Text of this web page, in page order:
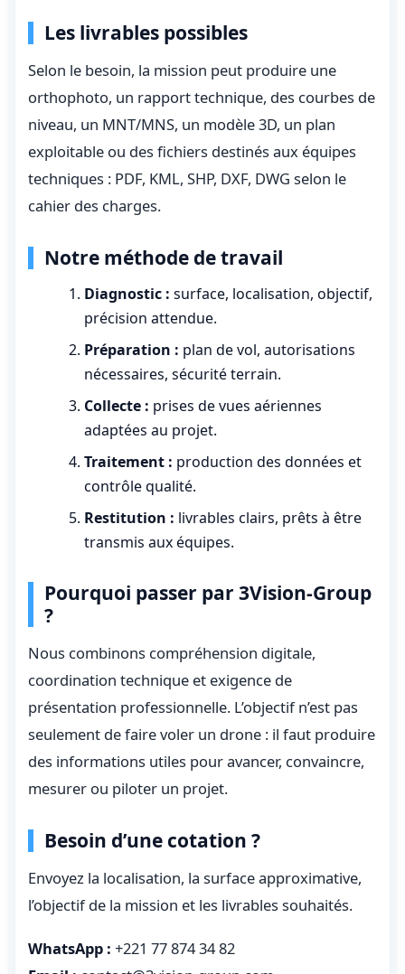
Les livrables possibles
Selon le besoin, la mission peut produire une
orthophoto, un rapport technique, des courbes de
niveau, un MNT/MNS, un modèle 3D, un plan
exploitable ou des fichiers destinés aux équipes
techniques : PDF, KML, SHP, DXF, DWG selon le
cahier des charges.
Notre méthode de travail
Diagnostic : surface, localisation, objectif,
précision attendue.
Préparation : plan de vol, autorisations
nécessaires, sécurité terrain.
Collecte : prises de vues aériennes
adaptées au projet.
Traitement : production des données et
contrôle qualité.
Restitution : livrables clairs, prêts à être
transmis aux équipes.
Pourquoi passer par 3Vision-Group
?
Nous combinons compréhension digitale,
coordination technique et exigence de
présentation professionnelle. L’objectif n’est pas
seulement de faire voler un drone : il faut produire
des informations utiles pour avancer, convaincre,
mesurer ou piloter un projet.
Besoin d’une cotation ?
Envoyez la localisation, la surface approximative,
l’objectif de la mission et les livrables souhaités.
WhatsApp : +221 77 874 34 82